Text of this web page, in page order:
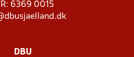
6369 0015
DBU